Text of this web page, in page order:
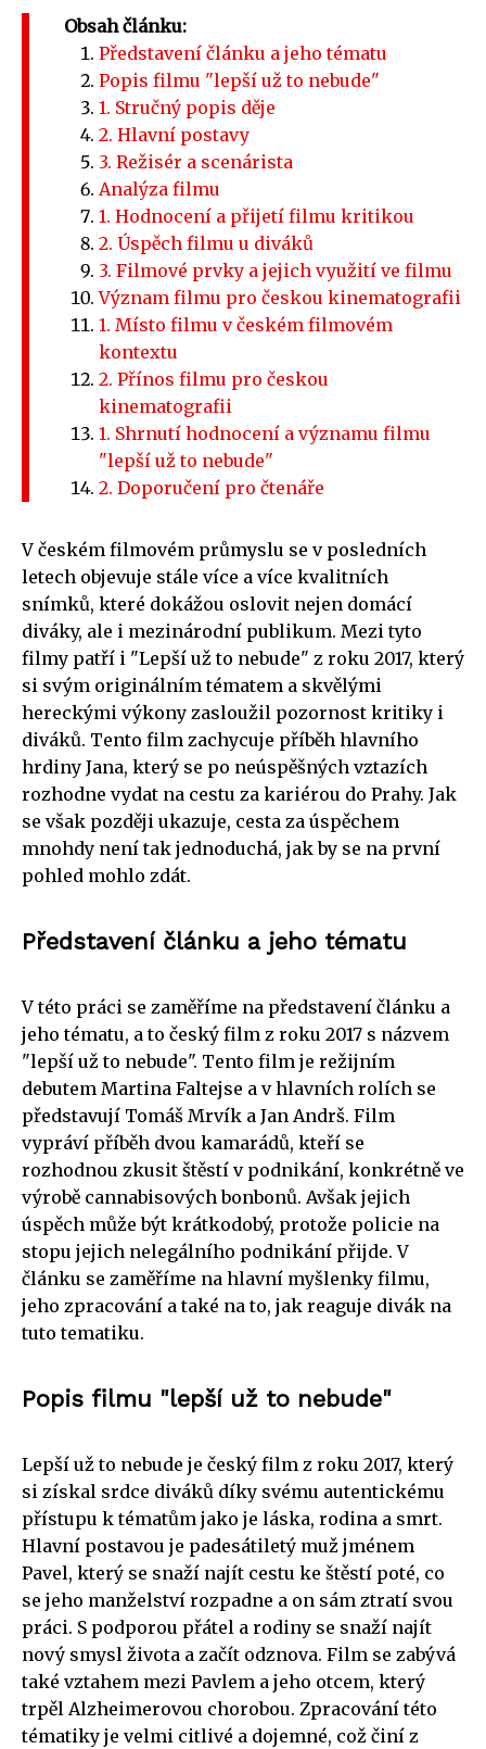
Obsah článku:
Představení článku a jeho tématu
Popis filmu "lepší už to nebude"
1. Stručný popis děje
2. Hlavní postavy
3. Režisér a scenárista
Analýza filmu
1. Hodnocení a přijetí filmu kritikou
2. Úspěch filmu u diváků
3. Filmové prvky a jejich využití ve filmu
Význam filmu pro českou kinematografii
1. Místo filmu v českém filmovém
kontextu
2. Přínos filmu pro českou
kinematografii
1. Shrnutí hodnocení a významu filmu
"lepší už to nebude"
2. Doporučení pro čtenáře
V českém filmovém průmyslu se v posledních
letech objevuje stále více a více kvalitních
snímků, které dokážou oslovit nejen domácí
diváky, ale i mezinárodní publikum. Mezi tyto
filmy patří i "Lepší už to nebude" z roku 2017, který
si svým originálním tématem a skvělými
hereckými výkony zasloužil pozornost kritiky i
diváků. Tento film zachycuje příběh hlavního
hrdiny Jana, který se po neúspěšných vztazích
rozhodne vydat na cestu za kariérou do Prahy. Jak
se však později ukazuje, cesta za úspěchem
mnohdy není tak jednoduchá, jak by se na první
pohled mohlo zdát.
Představení článku a jeho tématu
V této práci se zaměříme na představení článku a
jeho tématu, a to český film z roku 2017 s názvem
"lepší už to nebude". Tento film je režijním
debutem Martina Faltejse a v hlavních rolích se
představují Tomáš Mrvík a Jan Andrš. Film
vypráví příběh dvou kamarádů, kteří se
rozhodnou zkusit štěstí v podnikání, konkrétně ve
výrobě cannabisových bonbonů. Avšak jejich
úspěch může být krátkodobý, protože policie na
stopu jejich nelegálního podnikání přijde. V
článku se zaměříme na hlavní myšlenky filmu,
jeho zpracování a také na to, jak reaguje divák na
tuto tematiku.
Popis filmu "lepší už to nebude"
Lepší už to nebude je český film z roku 2017, který
si získal srdce diváků díky svému autentickému
přístupu k tématům jako je láska, rodina a smrt.
Hlavní postavou je padesátiletý muž jménem
Pavel, který se snaží najít cestu ke štěstí poté, co
se jeho manželství rozpadne a on sám ztratí svou
práci. S podporou přátel a rodiny se snaží najít
nový smysl života a začít odznova. Film se zabývá
také vztahem mezi Pavlem a jeho otcem, který
trpěl Alzheimerovou chorobou. Zpracování této
tématiky je velmi citlivé a dojemné, což činí z